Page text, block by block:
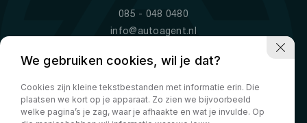
085 - 048 0480
info@autoagent.nl
Openingstijden
Ma-Vr
09:00 - 19:00
Za
10:00 - 17:00
We gebruiken cookies, wil je dat?
Cookies zijn kleine tekstbestanden met informatie erin. Die
plaatsen we kort op je apparaat. Zo zien we bijvoorbeeld
welke pagina’s je zag, waar je afhaakte en wat je invulde. Op